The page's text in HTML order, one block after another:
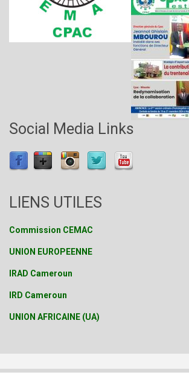
Social Media Links
LIENS UTILES
Commission CEMAC
UNION EUROPEENNE
IRAD Cameroun
IRD Cameroun
UNION AFRICAINE (UA)